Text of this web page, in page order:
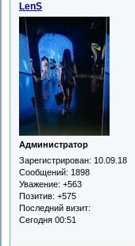
LenS
Администратор
Зарегистрирован: 10.09.18
Сообщений: 1898
Уважение: +563
Позитив: +575
Последний визит:
Сегодня 00:51